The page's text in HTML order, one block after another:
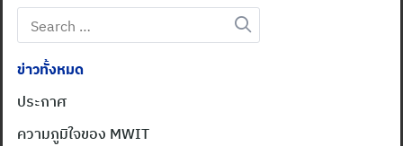
Search
for:
ข่าวทั้งหมด
ประกาศ
ความภูมิใจของ MWIT